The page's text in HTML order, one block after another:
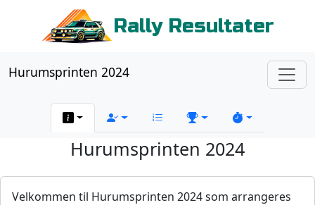
Rally Resultater
Hurumsprinten 2024
Hurumsprinten 2024
Velkommen til Hurumsprinten 2024 som arrangeres